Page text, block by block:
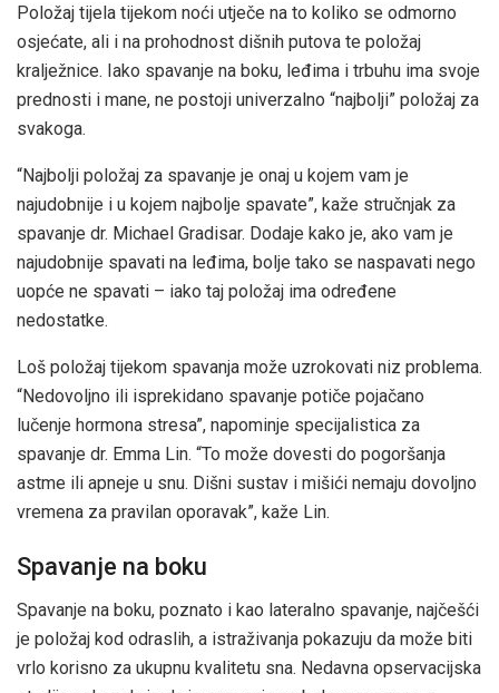
Položaj tijela tijekom noći utječe na to koliko se odmorno
osjećate, ali i na prohodnost dišnih putova te položaj
kralježnice. Iako spavanje na boku, leđima i trbuhu ima svoje
prednosti i mane, ne postoji univerzalno “najbolji” položaj za
svakoga.
“Najbolji položaj za spavanje je onaj u kojem vam je
najudobnije i u kojem najbolje spavate”, kaže stručnjak za
spavanje dr. Michael Gradisar. Dodaje kako je, ako vam je
najudobnije spavati na leđima, bolje tako se naspavati nego
uopće ne spavati – iako taj položaj ima određene
nedostatke.
Loš položaj tijekom spavanja može uzrokovati niz problema.
“Nedovoljno ili isprekidano spavanje potiče pojačano
lučenje hormona stresa”, napominje specijalistica za
spavanje dr. Emma Lin. “To može dovesti do pogoršanja
astme ili apneje u snu. Dišni sustav i mišići nemaju dovoljno
vremena za pravilan oporavak”, kaže Lin.
Spavanje na boku
Spavanje na boku, poznato i kao lateralno spavanje, najčešći
je položaj kod odraslih, a istraživanja pokazuju da može biti
vrlo korisno za ukupnu kvalitetu sna. Nedavna opservacijska